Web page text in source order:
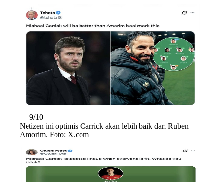
9/10
Netizen ini optimis Carrick akan lebih baik dari Ruben
Amorim. Foto: X.com